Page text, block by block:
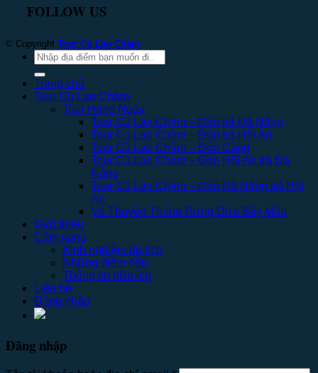
FOLLOW US
© Copyright Tour Cù Lao Chàm
Tìm
kiếm:
Trang chủ
Tour Cù Lao Chàm
Tour Hằng Ngày
Tour Cù Lao Chàm – Đón trả Đà Nẵng
Tour Cù Lao Chàm – Đón trả Hội An
Tour Cù Lao Chàm – Đón Cảng
Tour Cù Lao Chàm – Đón Hội An trả Đà
Nẵng
Tour Cù Lao Chàm – Đón Đà Nẵng trả Hội
An
Vé Thuyền Thúng Rừng Dừa Bảy Mẫu
Giới thiệu
Cẩm nang
Kinh nghiệm du lịch
Những điểm đến
Thông tin hữu ích
Liên hệ
Đăng nhập
Đăng nhập